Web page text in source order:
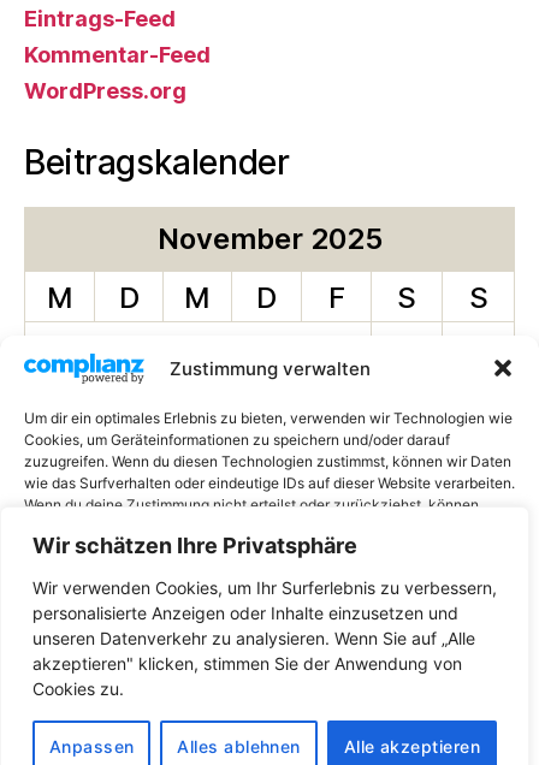
Wir schätzen Ihre Privatsphäre
Wir verwenden Cookies, um Ihr Surferlebnis zu verbessern,
personalisierte Anzeigen oder Inhalte einzusetzen und
unseren Datenverkehr zu analysieren. Wenn Sie auf „Alle
akzeptieren" klicken, stimmen Sie der Anwendung von
Cookies zu.
Anpassen Alles ablehnen Alle akzeptieren
Zustimmung verwalten
Um dir ein optimales Erlebnis zu bieten, verwenden wir Technologien wie
Cookies, um Geräteinformationen zu speichern und/oder darauf
zuzugreifen. Wenn du diesen Technologien zustimmst, können wir Daten
wie das Surfverhalten oder eindeutige IDs auf dieser Website verarbeiten.
Wenn du deine Zustimmung nicht erteilst oder zurückziehst, können
AKZEPTIEREN
ABLEHNEN
Eintrags-Feed
Kommentar-Feed
WordPress.org
Beitragskalender
November 2025
M
D M D F S
S
10
11 12 13 14 15
16
17
18 19 20 21 22
23
24
25 26 27 28
« Okt. Dez. »
© 2026
Datenschutzerklärung